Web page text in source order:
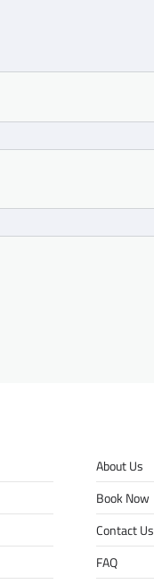
About Us
Book Now
Contact Us
FAQ